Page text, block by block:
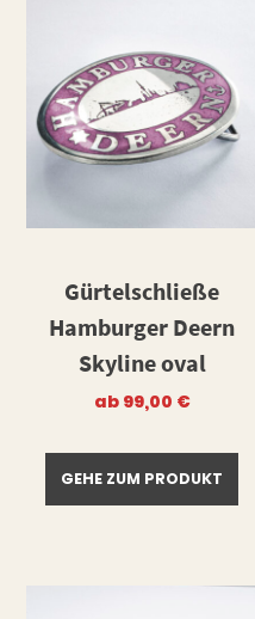
Gürtelschließe
Hamburger Deern
Skyline oval
ab 99,00 €
GEHE ZUM PRODUKT